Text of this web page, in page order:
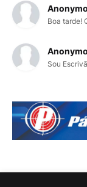
Boa tarde!
Sou